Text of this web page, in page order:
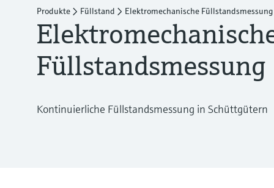
Produkte Füllstand Elektromechanische Füllstandsmessung
Füllstandsmessung
Kontinuierliche Füllstandsmessung in Schüttgütern